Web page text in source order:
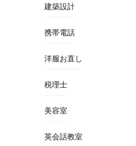
建築設計
携帯電話
洋服お直し
税理士
美容室
英会話教室